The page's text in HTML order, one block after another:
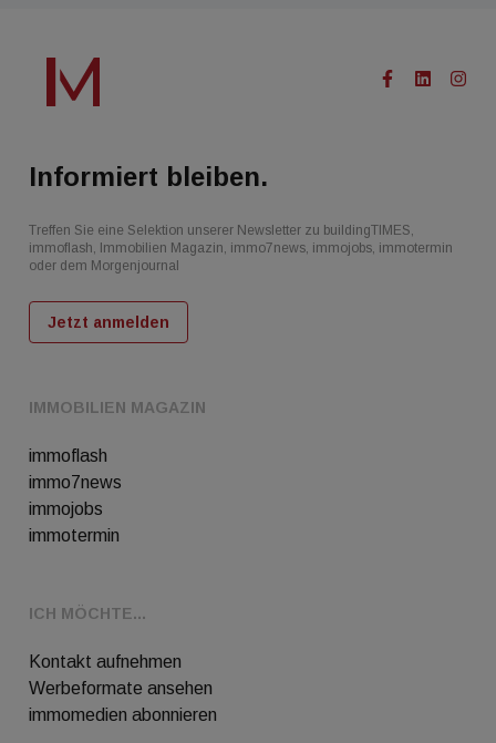
IMMOBILIEN MAGAZIN
immoflash
immo7news
immojobs
immotermin
ICH MÖCHTE...
Kontakt aufnehmen
Werbeformate ansehen
immomedien abonnieren
Informiert bleiben.
Treffen Sie eine Selektion unserer Newsletter zu buildingTIMES,
immoflash, Immobilien Magazin, immo7news, immojobs, immotermin
oder dem Morgenjournal
Jetzt anmelden